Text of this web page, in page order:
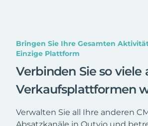
Bringen Sie Ihre Gesamten
Einzige Plattform
Verbinden Sie so viele
Verkaufsplattformen
Verwalten Sie all Ihre anderen